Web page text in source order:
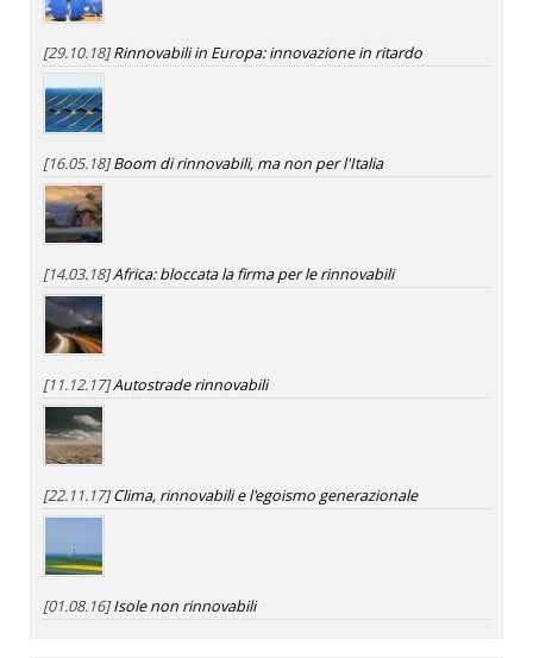
[29.10.18]Rinnovabili in Europa: innovazione in ritardo
[16.05.18]Boom di rinnovabili, ma non per l'Italia
[14.03.18]Africa: bloccata la firma per le rinnovabili
[11.12.17]Autostrade rinnovabili
[22.11.17]Clima, rinnovabili e l'egoismo generazionale
[01.08.16]Isole non rinnovabili